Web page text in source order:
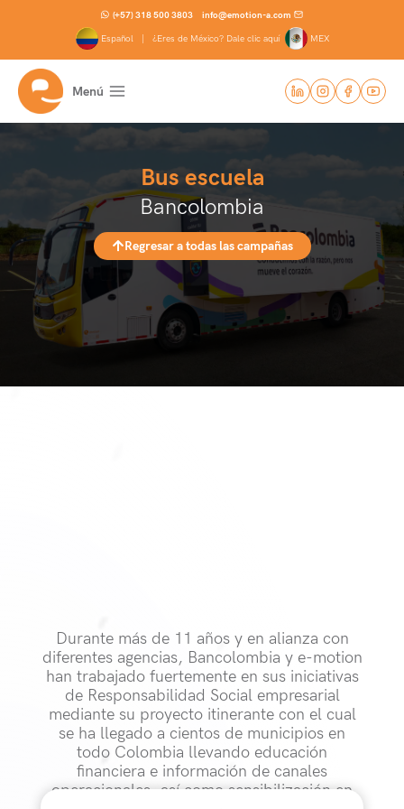
(+57) 318 500 3803 info@emotion-a.com
Español | ¿Eres de México? Dale clic aquí MEX
Menú
Bus escuela
Bancolombia
Regresar a todas las campañas
Durante más de 11 años y en alianza con
diferentes agencias, Bancolombia y e-motion
han trabajado fuertemente en sus iniciativas
de Responsabilidad Social empresarial
mediante su proyecto itinerante con el cual
se ha llegado a cientos de municipios en
todo Colombia llevando educación
financiera e información de canales
operacionales, así como sensibilización en